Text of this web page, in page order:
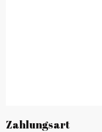
Zahlungsart